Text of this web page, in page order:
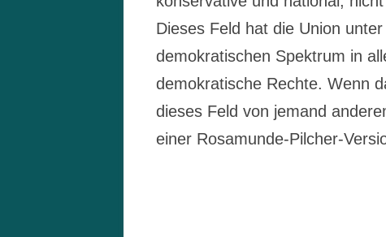
Dieses Feld hat die Union
demokratischen Spektrum in
demokratische Rechte. Wenn
dieses Feld von jemand
einer Rosamunde-Pilcher-